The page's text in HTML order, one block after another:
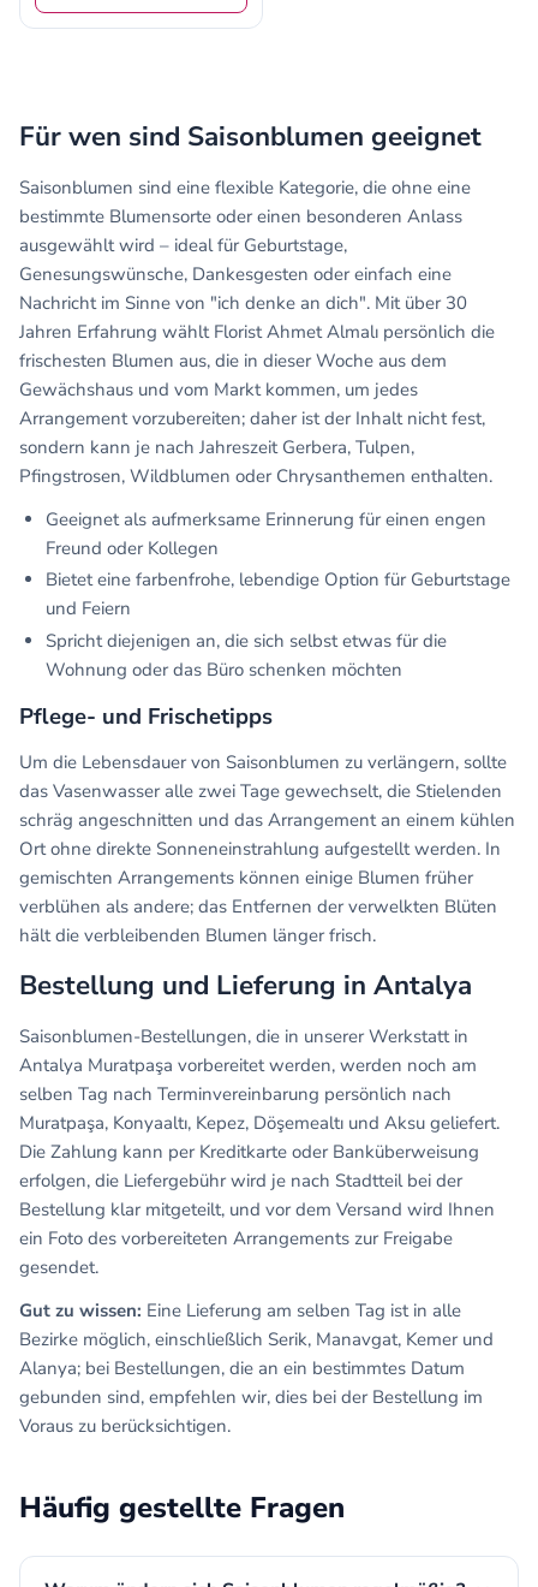
Für wen sind Saisonblumen geeignet
Saisonblumen sind eine flexible Kategorie, die ohne eine
bestimmte Blumensorte oder einen besonderen Anlass
ausgewählt wird – ideal für Geburtstage,
Genesungswünsche, Dankesgesten oder einfach eine
Nachricht im Sinne von "ich denke an dich". Mit über 30
Jahren Erfahrung wählt Florist Ahmet Almalı persönlich die
frischesten Blumen aus, die in dieser Woche aus dem
Gewächshaus und vom Markt kommen, um jedes
Arrangement vorzubereiten; daher ist der Inhalt nicht fest,
sondern kann je nach Jahreszeit Gerbera, Tulpen,
Pfingstrosen, Wildblumen oder Chrysanthemen enthalten.
Geeignet als aufmerksame Erinnerung für einen engen
Freund oder Kollegen
Bietet eine farbenfrohe, lebendige Option für Geburtstage
und Feiern
Spricht diejenigen an, die sich selbst etwas für die
Wohnung oder das Büro schenken möchten
Pflege- und Frischetipps
Um die Lebensdauer von Saisonblumen zu verlängern, sollte
das Vasenwasser alle zwei Tage gewechselt, die Stielenden
schräg angeschnitten und das Arrangement an einem kühlen
Ort ohne direkte Sonneneinstrahlung aufgestellt werden. In
gemischten Arrangements können einige Blumen früher
verblühen als andere; das Entfernen der verwelkten Blüten
hält die verbleibenden Blumen länger frisch.
Bestellung und Lieferung in Antalya
Saisonblumen-Bestellungen, die in unserer Werkstatt in
Antalya Muratpaşa vorbereitet werden, werden noch am
selben Tag nach Terminvereinbarung persönlich nach
Muratpaşa, Konyaaltı, Kepez, Döşemealtı und Aksu geliefert.
Die Zahlung kann per Kreditkarte oder Banküberweisung
erfolgen, die Liefergebühr wird je nach Stadtteil bei der
Bestellung klar mitgeteilt, und vor dem Versand wird Ihnen
ein Foto des vorbereiteten Arrangements zur Freigabe
gesendet.
Gut zu wissen: Eine Lieferung am selben Tag ist in alle
Bezirke möglich, einschließlich Serik, Manavgat, Kemer und
Alanya; bei Bestellungen, die an ein bestimmtes Datum
gebunden sind, empfehlen wir, dies bei der Bestellung im
Voraus zu berücksichtigen.
Häufig gestellte Fragen